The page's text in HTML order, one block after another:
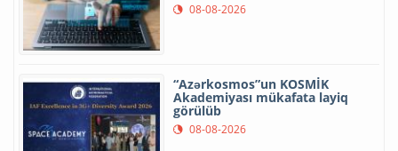
08-08-2026
“Azərkosmos”un KOSMİK
Akademiyası mükafata layiq
görülüb
08-08-2026